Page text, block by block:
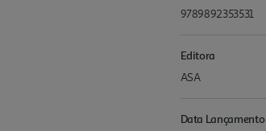
9789892353531
Editora
ASA
Data Lançamento